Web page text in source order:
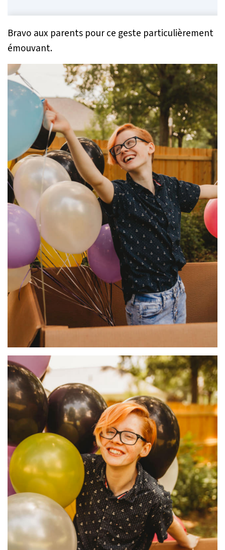
Bravo aux parents pour ce geste particulièrement
émouvant.